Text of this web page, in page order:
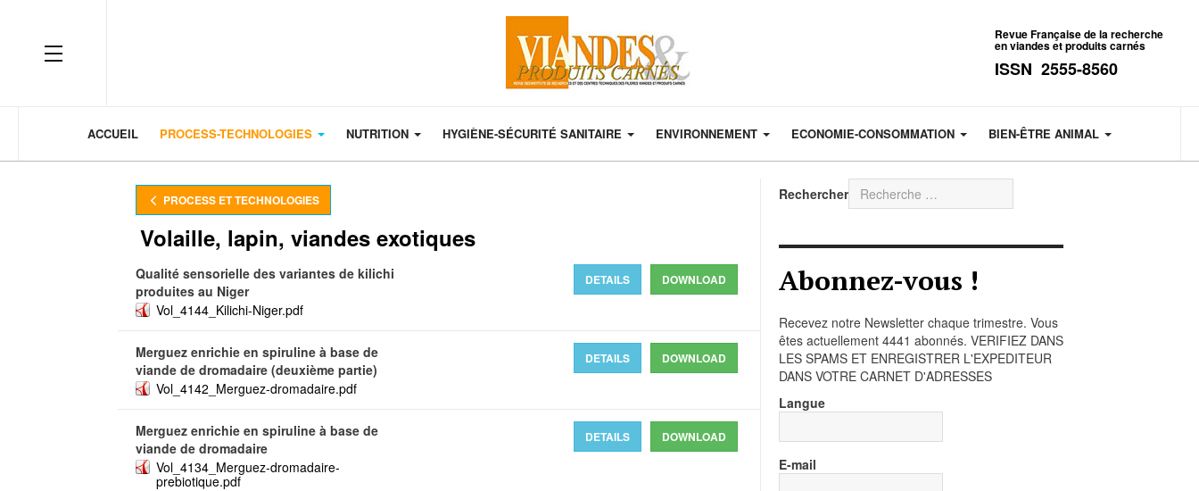
OFF CANVAS
Revue Française de la recherche
en viandes et produits carnés
ISSN 2555-8560
ACCUEIL PROCESS-TECHNOLOGIES NUTRITION HYGIÈNE-SÉCURITÉ SANITAIRE ENVIRONNEMENT ECONOMIE-CONSOMMATION BIEN-ÊTRE ANIMAL
PROCESS ET TECHNOLOGIES
Volaille, lapin, viandes exotiques
Qualité sensorielle des variantes de kilichi
produites au Niger
Vol_4144_Kilichi-Niger.pdf
DOWNLOAD
DETAILS
Merguez enrichie en spiruline à base de
viande de dromadaire (deuxième partie)
Vol_4142_Merguez-dromadaire.pdf
DOWNLOAD
DETAILS
Merguez enrichie en spiruline à base de
viande de dromadaire
Vol_4134_Merguez-dromadaire-
prebiotique.pdf
DOWNLOAD
DETAILS
Rechercher
Abonnez-vous !
Recevez notre Newsletter chaque trimestre. Vous
êtes actuellement 4441 abonnés. VERIFIEZ DANS
LES SPAMS ET ENREGISTRER L'EXPEDITEUR
DANS VOTRE CARNET D'ADRESSES
Langue
E-mail